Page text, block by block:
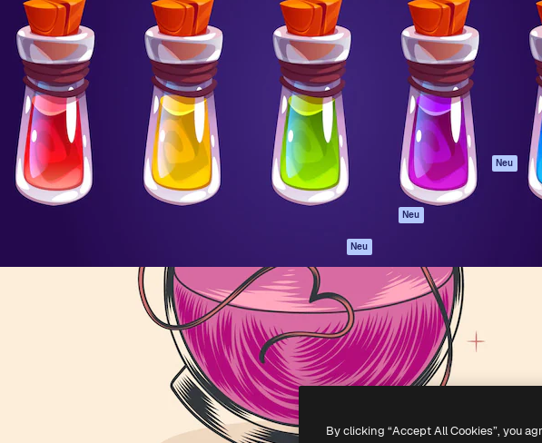
Die kreative Plattform, um deine beste
Arbeit zu verwirklichen. Mehr als 1 Million
Abonnenten unter Kreativen, Unternehmen,
Agenturen und Studios.
Deutsch
Produkte
Spaces
KI-Assistent
KI-Bildgenerator
KI-Videogenerator
KI-
Stimmengenerator
Stock-Inhalte
MCP für
Neu
Neu
API
Mobile App
Alle Magnific-Tools
Loslegen
Academy
Dokumentation
Support
AGB
Originale
Neu
Cookie-Richtlinie
Freepik Company S.L.U.Alle Rechte vorbehalten.
By clicking “Accept All Cookies”, you